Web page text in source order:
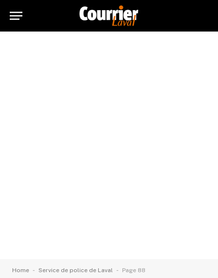
Home - Service de police de Laval - Page 88